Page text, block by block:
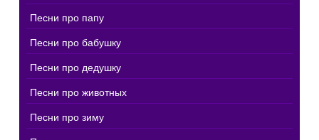
Песни про папу
Песни про бабушку
Песни про дедушку
Песни про животных
Песни про зиму